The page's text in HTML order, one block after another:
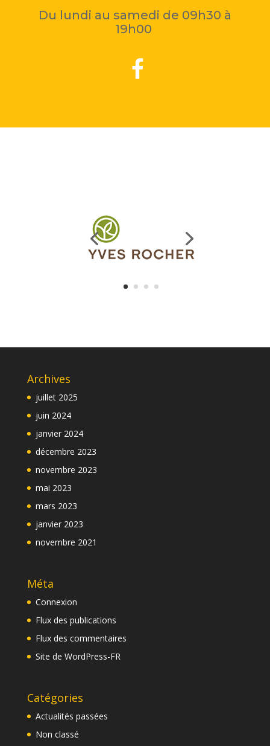
Du lundi au samedi de 09h30 à
19h00
Archives
juillet 2025
juin 2024
janvier 2024
décembre 2023
novembre 2023
mai 2023
mars 2023
janvier 2023
novembre 2021
Méta
Connexion
Flux des publications
Flux des commentaires
Site de WordPress-FR
Catégories
Actualités passées
Non classé